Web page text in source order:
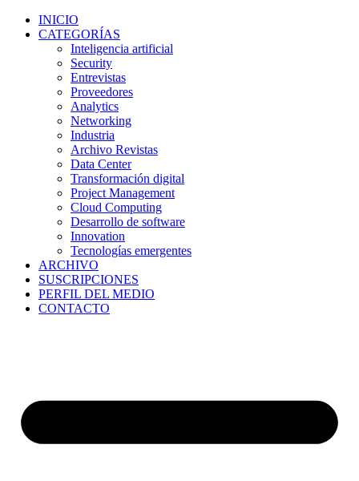
INICIO
CATEGORÍAS
Inteligencia artificial
Security
Entrevistas
Proveedores
Analytics
Networking
Industria
Archivo Revistas
Data Center
Transformación digital
Project Management
Cloud Computing
Desarrollo de software
Innovation
Tecnologías emergentes
ARCHIVO
SUSCRIPCIONES
PERFIL DEL MEDIO
CONTACTO